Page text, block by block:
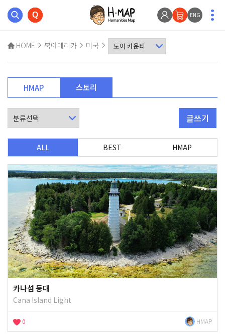
ENG
HOME 북아메리카 미국
HMAP 스토리
글쓰기
ALL BEST HMAP
카나섬 등대
Cana Island Light
0 HMAP